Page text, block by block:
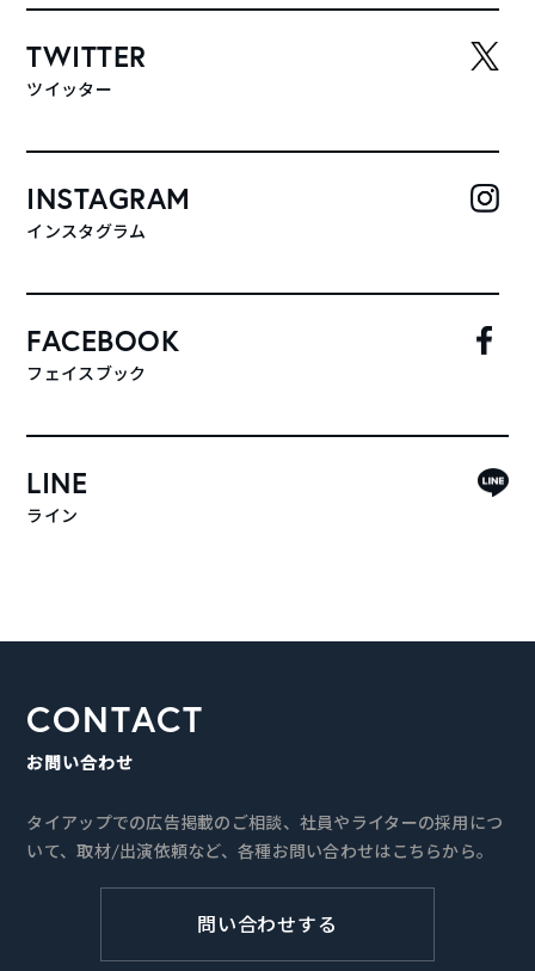
TWITTER
ツイッター
INSTAGRAM
インスタグラム
FACEBOOK
フェイスブック
LINE
ライン
CONTACT
お問い合わせ
タイアップでの広告掲載のご相談、社員やライターの採用につ
いて、取材/出演依頼など、各種お問い合わせはこちらから。
問い合わせする